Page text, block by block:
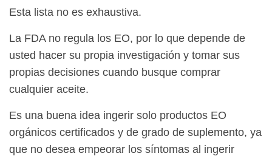
Esta lista no es exhaustiva.
La FDA no regula los EO, por lo que depende de
usted hacer su propia investigación y tomar sus
propias decisiones cuando busque comprar
cualquier aceite.
Es una buena idea ingerir solo productos EO
orgánicos certificados y de grado de suplemento, ya
que no desea empeorar los síntomas al ingerir